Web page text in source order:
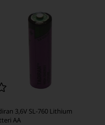
3,6V SL-760 Lithium
AA